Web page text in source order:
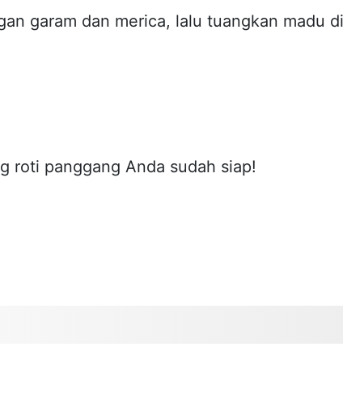
garam dan merica, lalu tuangkan madu di
roti panggang Anda sudah siap!